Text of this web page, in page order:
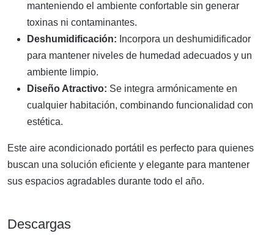
manteniendo el ambiente confortable sin generar
toxinas ni contaminantes.
Deshumidificación: Incorpora un deshumidificador
para mantener niveles de humedad adecuados y un
ambiente limpio.
Diseño Atractivo: Se integra armónicamente en
cualquier habitación, combinando funcionalidad con
estética.
Este aire acondicionado portátil es perfecto para quienes
buscan una solución eficiente y elegante para mantener
sus espacios agradables durante todo el año.
Descargas